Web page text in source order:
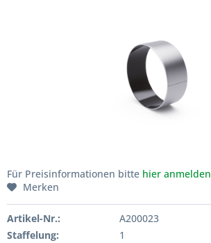
Für Preisinformationen bitte hier anmelden
Merken
Artikel-Nr.:
A200023
Staffelung:
1